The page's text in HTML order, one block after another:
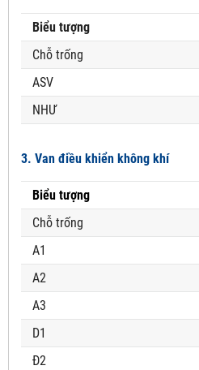
Biểu tượng
Chỗ trống
ASV
NHƯ
3. Van điều khiển không khí
Biểu tượng
Chỗ trống
A1
A2
A3
D1
Đ2